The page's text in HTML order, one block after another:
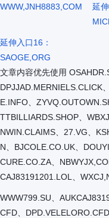
WWW,JNH8883,COM
延
延伸入口16：
SAOGE,ORG
文章内容优先使用
DPJJAD.MERNIELS.CLICK
E.INFO、
TTBILLIARDS.SHOP、
NWIN.CLAIMS、27.VG、
N、BJCOLE.CO.UK、
CURE.CO.ZA、
CAJ83191201.LOL、
WWW799.SU、
CFD、